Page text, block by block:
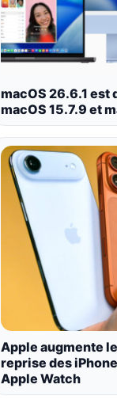
macOS 26.6.1 est
macOS 15.7.9 et
Apple augmente
reprise des
Apple Watch